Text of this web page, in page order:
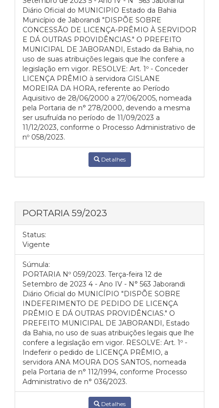
Diário Oficial do MUNICIPIO Estado da Bahia
Município de Jaborandi "DISPÕE SOBRE
CONCESSÃO DE LICENÇA-PRÊMIO À SERVIDOR
E DÁ OUTRAS PROVIDÊNCIAS." O PREFEITO
MUNICIPAL DE JABORANDI, Estado da Bahia, no
uso de suas atribuições legais que lhe confere a
legislação em vigor. RESOLVE: Art. 1º - Conceder
LICENÇA PRÊMIO à servidora GISLANE
MOREIRA DA HORA, referente ao Período
Aquisitivo de 28/06/2000 a 27/06/2005, nomeada
pela Portaria de n° 278/2000, devendo a mesma
ser usufruída no período de 11/09/2023 a
11/12/2023, conforme o Processo Administrativo de
nº 058/2023.
Detalhes
PORTARIA 59/2023
Status:
Vigente
Súmula:
PORTARIA Nº 059/2023. Terça-feira 12 de
Setembro de 2023 4 - Ano IV - N° 563 Jaborandi
Diário Oficial do MUNICÍPIO "DISPÕE SOBRE
INDEFERIMENTO DE PEDIDO DE LICENÇA
PRÊMIO E DÁ OUTRAS PROVIDÊNCIAS." O
PREFEITO MUNICIPAL DE JABORANDI, Estado
da Bahia, no uso de suas atribuições legais que lhe
confere a legislação em vigor. RESOLVE: Art. 1º -
Indeferir o pedido de LICENÇA PRÊMIO, a
servidora ANA MOURA DOS SANTOS, nomeada
pela Portaria de n° 112/1994, conforme Processo
Administrativo de n° 036/2023.
Detalhes